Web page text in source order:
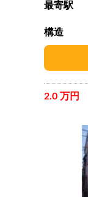
最寄駅
構造
2.0 万円